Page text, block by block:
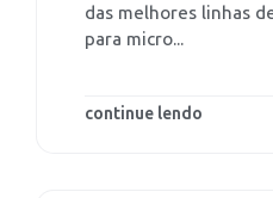
das melhores linhas
para micro...
continue lendo